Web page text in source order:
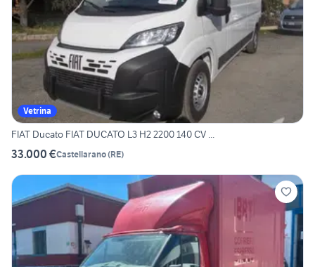
Vetrina
FIAT Ducato FIAT DUCATO L3 H2 2200 140 CV ...
33.000 €Castellarano(RE)